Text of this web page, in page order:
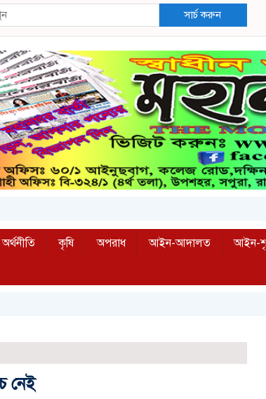
সার্চ করুন
অর্থনীতি কৃষি অপরাধ আইন-আদালত আইন-
নেই